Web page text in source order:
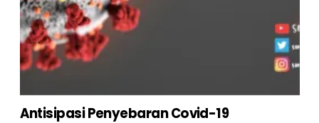
Antisipasi Penyebaran Covid-19